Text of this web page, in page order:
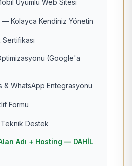
Uyumlu Web Sitesi
— Kolayca Kendiniz Yönetin
Sertifikası
(Google'a
& WhatsApp Entegrasyonu
Formu
Teknik Destek
Adı + Hosting — DAHİL